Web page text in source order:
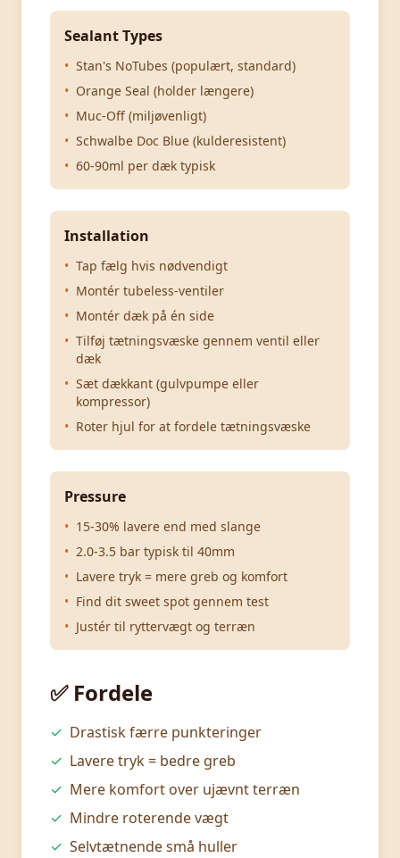
Sealant Types
• Stan's NoTubes (populært, standard)
• Orange Seal (holder længere)
• Muc-Off (miljøvenligt)
• Schwalbe Doc Blue (kulderesistent)
• 60-90ml per dæk typisk
Installation
• Tap fælg hvis nødvendigt
• Montér tubeless-ventiler
• Montér dæk på én side
• Tilføj tætningsvæske gennem ventil eller
dæk
• Sæt dækkant (gulvpumpe eller
kompressor)
• Roter hjul for at fordele tætningsvæske
Pressure
• 15-30% lavere end med slange
• 2.0-3.5 bar typisk til 40mm
• Lavere tryk = mere greb og komfort
• Find dit sweet spot gennem test
• Justér til ryttervægt og terræn
✅ Fordele
✓ Drastisk færre punkteringer
✓ Lavere tryk = bedre greb
✓ Mere komfort over ujævnt terræn
✓ Mindre roterende vægt
✓ Selvtætnende små huller